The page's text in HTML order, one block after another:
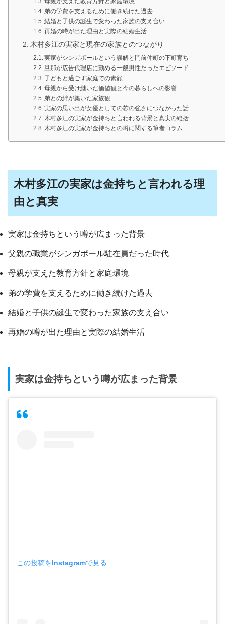
弟の学費を支えるために働き続けた過去
結婚と子供の誕生で変わった家族の支え合い
再婚の噂が出た理由と実際の結婚生活
木村多江の実家と現在の家族とのつながり
実家がシンガポールという誤解と門前仲町の下町育ち
旦那が広告代理店に勤める一般男性だったエピソード
子どもと過ごす家庭での素顔
母親から受け継いだ価値観と今の暮らしへの影響
弟との絆が築いた家族観
実家の思い出が女優としての芯の強さにつながった話
木村多江の実家が金持ちと言われる背景と真実の総括
木村多江の実家が金持ちとの噂に関する筆者コラム
木村多江の実家は金持ちと言われる理
由と真実
実家は金持ちという噂が広まった背景
父親の職業がシンガポール駐在員だった時代
母親が支えた教育方針と家庭環境
弟の学費を支えるために働き続けた過去
結婚と子供の誕生で変わった家族の支え合い
再婚の噂が出た理由と実際の結婚生活
実家は金持ちという噂が広まった背景
この投稿をInstagramで見る